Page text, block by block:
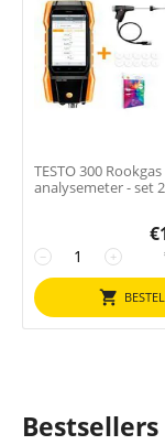
TESTO 300 Rookgas
analysemeter - set 2
+
−
€
BESTEL
Bestsellers